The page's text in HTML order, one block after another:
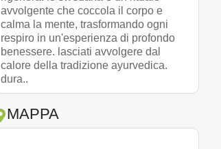
avvolgente che coccola il corpo e
calma la mente, trasformando ogni
respiro in un'esperienza di profondo
benessere. lasciati avvolgere dal
calore della tradizione ayurvedica.
dura..
MAPPA